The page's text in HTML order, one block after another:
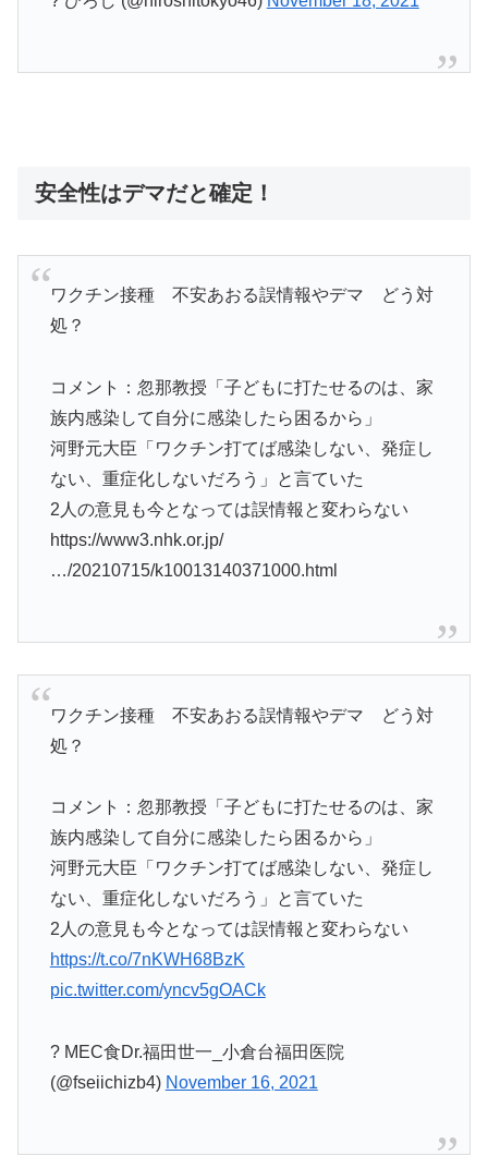
安全性はデマだと確定！
ワクチン接種 不安あおる誤情報やデマ どう対
処？
コメント：忽那教授「子どもに打たせるのは、家
族内感染して自分に感染したら困るから」
河野元大臣「ワクチン打てば感染しない、発症し
ない、重症化しないだろう」と言ていた
2人の意見も今となっては誤情報と変わらない
https://www3.nhk.or.jp/
…/20210715/k10013140371000.html
ワクチン接種 不安あおる誤情報やデマ どう対
処？
コメント：忽那教授「子どもに打たせるのは、家
族内感染して自分に感染したら困るから」
河野元大臣「ワクチン打てば感染しない、発症し
ない、重症化しないだろう」と言ていた
2人の意見も今となっては誤情報と変わらない
https://t.co/7nKWH68BzK
pic.twitter.com/yncv5gOACk
? MEC食Dr.福田世一_小倉台福田医院
(@fseiichizb4) November 16, 2021